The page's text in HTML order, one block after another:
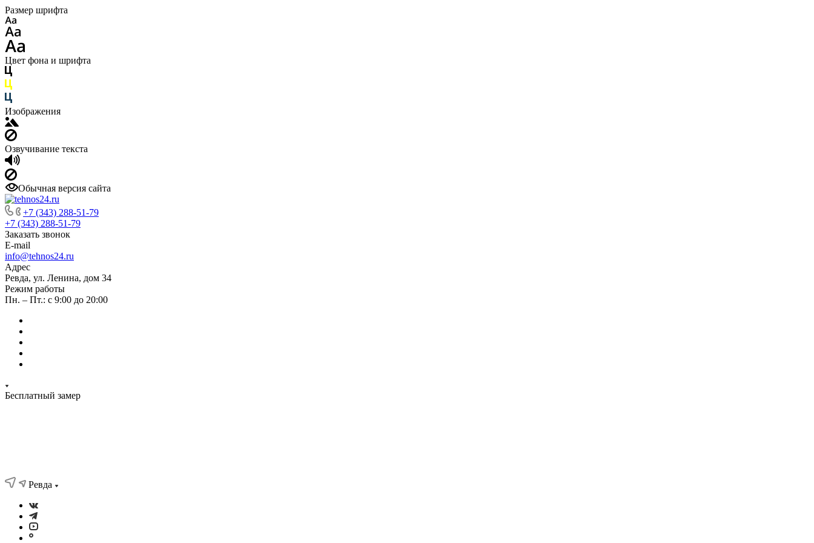
Размер шрифта
Цвет фона и шрифта
Изображения
Озвучивание текста
Обычная версия сайта
+7 (343) 288-51-79
+7 (343) 288-51-79
Заказать звонок
E-mail
info@tehnos24.ru
Адрес
Ревда, ул. Ленина, дом 34
Режим работы
Пн. – Пт.: с 9:00 до 20:00
Бесплатный замер
Ревда